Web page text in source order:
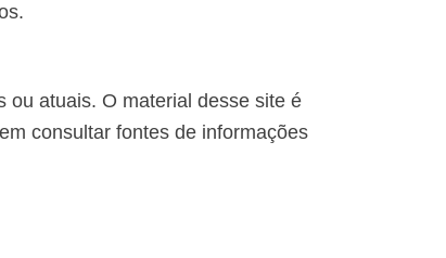
ou atuais. O material desse site é
consultar fontes de informações